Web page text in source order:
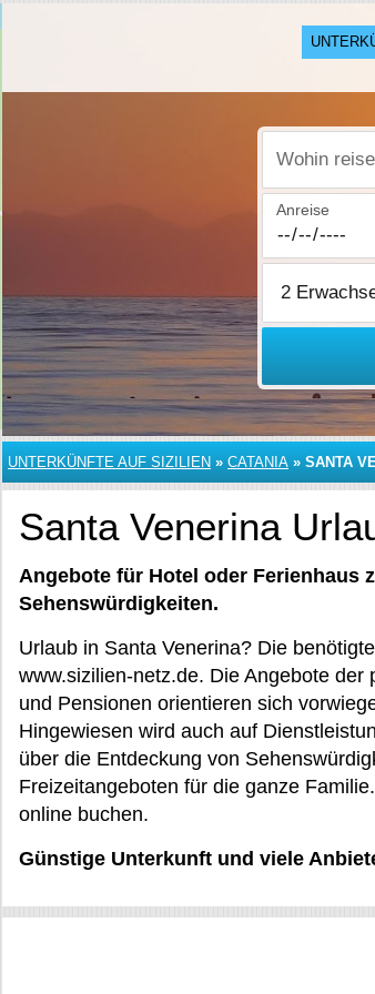
Wohin reisen
Anreise
UNTERKÜNFTE AUF SIZILIEN » CATANIA » SANTA
Santa Venerina
Angebote für Hotel oder Ferienhaus
Sehenswürdigkeiten.
Urlaub in Santa Venerina? Die
www.sizilien-netz.de. Die Angebote
und Pensionen orientieren sich
Hingewiesen wird auch auf
über die Entdeckung von
Freizeitangeboten für die ganze
online buchen.
Günstige Unterkunft und viele